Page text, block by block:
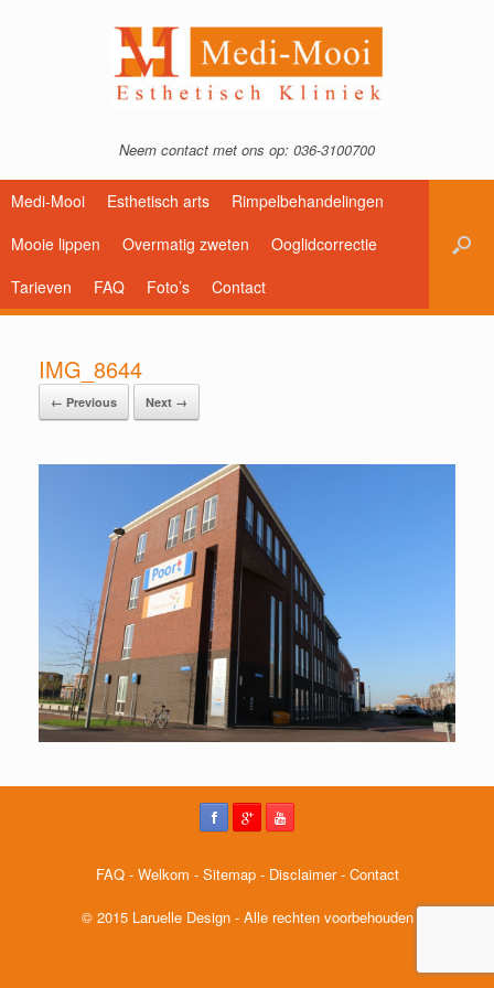
Neem contact met ons op: 036-3100700
Medi-Mooi Esthetisch arts
Rimpelbehandelingen
Mooie lippen
Overmatig zweten
Ooglidcorrectie
Tarieven
FAQ Foto’s Contact
IMG_8644
← Previous Next →
FAQ- Welkom - Sitemap- Disclaimer- Contact
© 2015 Laruelle Design - Alle rechten voorbehouden